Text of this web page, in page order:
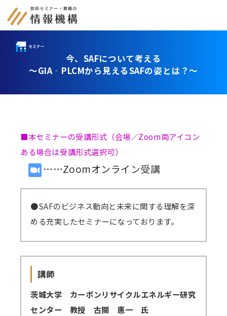
e-ラーニング
「化学物質管理」
動画配信・DVD
カテゴリー別
コラム・取材
FAQ/問い合わせ先
今、SAFについて考える
～GIA‐PLCMから見えるSAFの姿とは？～
■本セミナーの受講形式（会場／Zoom両アイコン
ある場合は受講形式選択可）
……Zoomオンライン受講
●SAFのビジネス動向と未来に関する理解を深
める充実したセミナーになっております。
講師
茨城大学 カーボンリサイクルエネルギー研究
センター 教授 古關 惠一 氏